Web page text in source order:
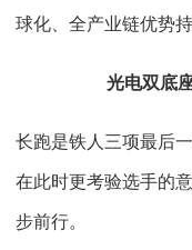
球化、全产业链优势持
光电双底
长跑是铁人三项最后
在此时更考验选手的
步前行。